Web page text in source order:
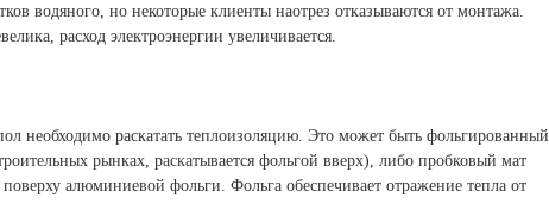
водяного, но некоторые клиенты наотрез отказываются от монтажа.
расход электроэнергии увеличивается.
необходимо раскатать теплоизоляцию. Это может быть фольгированный
рынках, раскатывается фольгой вверх), либо пробковый мат
алюминиевой фольги. Фольга обеспечивает отражение тепла от